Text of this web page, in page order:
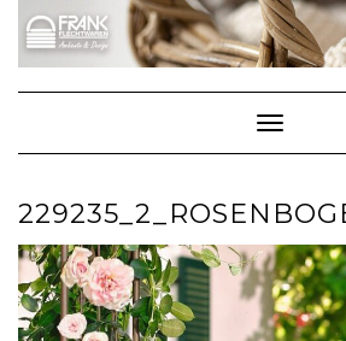
content
Toggle